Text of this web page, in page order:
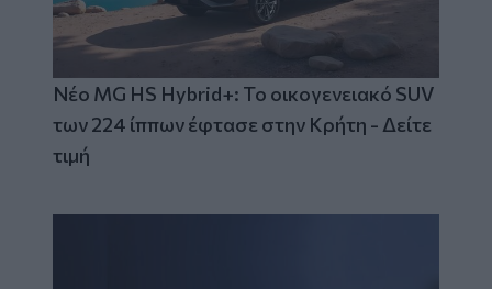
Νέο MG HS Hybrid+: Το οικογενειακό SUV
των 224 ίππων έφτασε στην Κρήτη - Δείτε
τιμή